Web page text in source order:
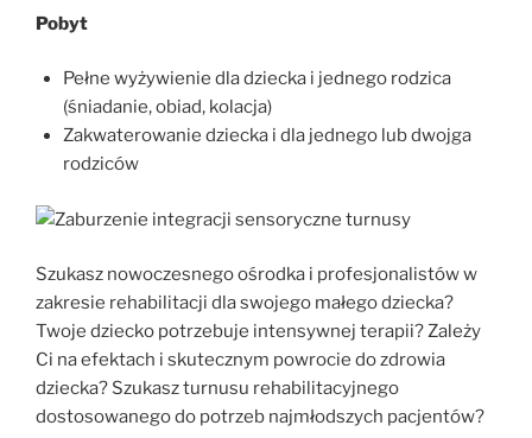
Pobyt
Pełne wyżywienie dla dziecka i jednego rodzica
(śniadanie, obiad, kolacja)
Zakwaterowanie dziecka i dla jednego lub dwojga
rodziców
Szukasz nowoczesnego ośrodka i profesjonalistów w
zakresie rehabilitacji dla swojego małego dziecka?
Twoje dziecko potrzebuje intensywnej terapii? Zależy
Ci na efektach i skutecznym powrocie do zdrowia
dziecka? Szukasz turnusu rehabilitacyjnego
dostosowanego do potrzeb najmłodszych pacjentów?